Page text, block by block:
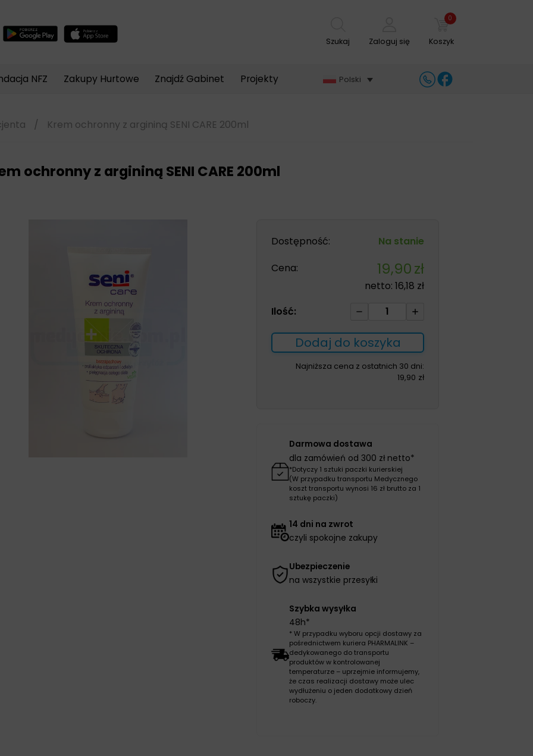
Szukaj Zaloguj się
0
Koszyk
NFZ Zakupy Hurtowe Znajdź Gabinet Projekty Polski
/ Krem ochronny z argininą SENI CARE 200ml
ochronny z argininą SENI CARE 200ml
Dostępność:
Na stanie
Cena:
19,90zł
netto:16,18 zł
Ilość:
ilość
ochronny
z
argininą
Dodaj do koszyka
Najniższa cena z ostatnich 30 dni:
19,90 zł
Darmowa dostawa
dla zamówień od 300 zł netto*
*Dotyczy 1 sztuki paczki kurierskiej
(W przypadku transportu Medycznego
koszt transportu wynosi 16 zł brutto za 1
sztukę paczki)
14 dni na zwrot
czyli spokojne zakupy
Ubezpieczenie
na wszystkie przesyłki
Szybka wysyłka
48h*
* W przypadku wyboru opcji dostawy za
pośrednictwem kuriera PHARMALINK –
dedykowanego do transportu
produktów w kontrolowanej
temperaturze – uprzejmie informujemy,
że czas realizacji dostawy może ulec
wydłużeniu o jeden dodatkowy dzień
roboczy.